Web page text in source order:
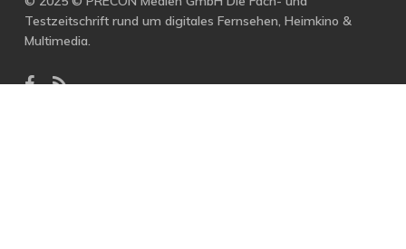
Testzeitschrift rund um digitales Fernsehen, Heimkino &
Multimedia.
facebook
RSS